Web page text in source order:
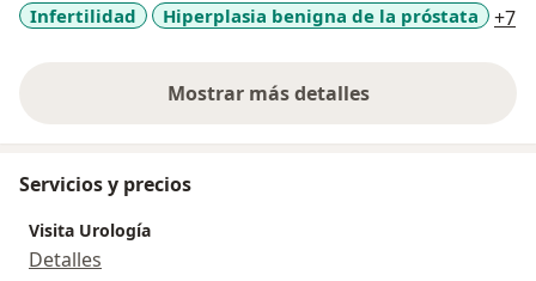
Infertilidad
Hiperplasia benigna de la próstata +7
Mostrar más detalles
sobre la experiencia
Servicios y precios
Visita Urología
Detalles